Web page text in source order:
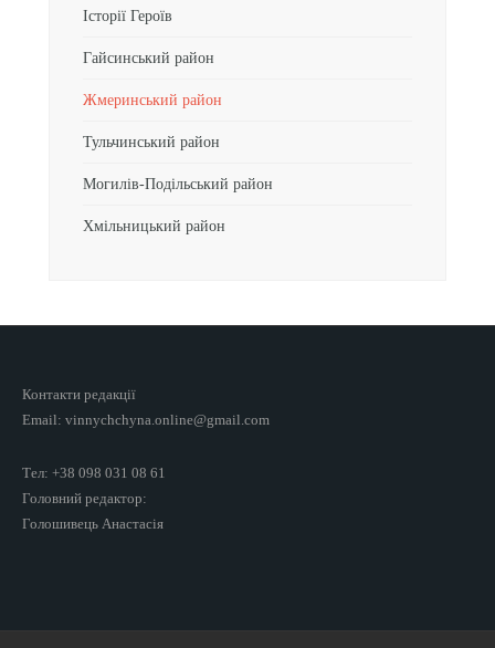
Історії Героїв
Гайсинський район
Жмеринський район
Тульчинський район
Могилів-Подільський район
Хмільницький район
Контакти редакції
Email: vinnychchyna.online@gmail.com
Тел: +38 098 031 08 61
Головний редактор:
Голошивець Анастасія